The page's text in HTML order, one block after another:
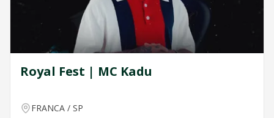
Royal Fest | MC Kadu
FRANCA / SP